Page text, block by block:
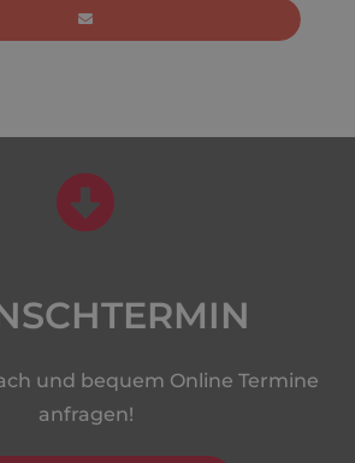
und bequem Online Termine
anfragen!